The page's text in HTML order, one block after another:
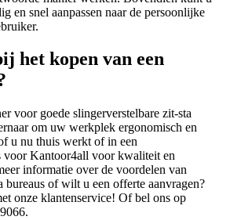
en snel aanpassen naar de persoonlijke
het kopen van een
voor goede slingerverstelbare zit-sta
om uw werkplek ergonomisch en
u nu thuis werkt of in een
Kantoor4all voor kwaliteit en
informatie over de voordelen van
bureaus of wilt u een offerte aanvragen?
onze klantenservice! Of bel ons op